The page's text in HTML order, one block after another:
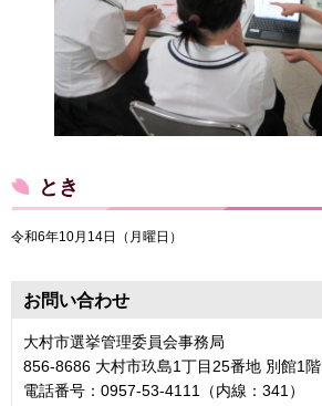
とき
令和6年10月14日（月曜日）
お問い合わせ
大村市選挙管理委員会事務局
856-8686 大村市玖島1丁目25番地 別館1階
電話番号：0957-53-4111（内線：341）